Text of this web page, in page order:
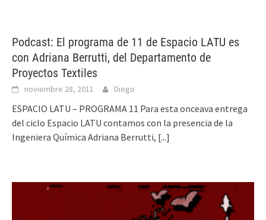
Podcast: El programa de 11 de Espacio LATU es
con Adriana Berrutti, del Departamento de
Proyectos Textiles
noviembre 28, 2011 Diego
ESPACIO LATU – PROGRAMA 11 Para esta onceava entrega
del ciclo Espacio LATU contamos con la presencia de la
Ingeniera Química Adriana Berrutti, [...]